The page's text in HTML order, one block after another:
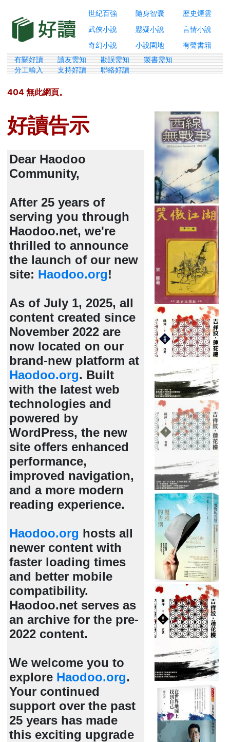
世紀百強 隨身智囊
歷史煙雲
武俠小說
懸疑小說
言情小說
奇幻小說
小說園地 有聲書籍
有關好讀 讀友需知 勘誤需知
製書需知
分工輸入
支持好讀 聯絡好讀
404 無此網頁。
好讀告示
Dear Haodoo
Community,
After 25 years of
serving you through
Haodoo.net, we're
thrilled to announce
the launch of our new
site: Haodoo.org!
As of July 1, 2025, all
content created since
November 2022 are
now located on our
brand-new platform at
Haodoo.org. Built
with the latest web
technologies and
powered by
WordPress, the new
site offers enhanced
performance,
improved navigation,
and a more modern
reading experience.
Haodoo.org hosts all
newer content with
faster loading times
and better mobile
compatibility.
Haodoo.net serves as
an archive for the pre-
2022 content.
We welcome you to
explore Haodoo.org.
Your continued
support over the past
25 years has made
this exciting upgrade